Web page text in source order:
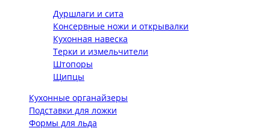
Дуршлаги и сита
Консервные ножи и открывалки
Кухонная навеска
Терки и измельчители
Штопоры
Щипцы
Кухонные органайзеры
Подставки для ложки
Формы для льда